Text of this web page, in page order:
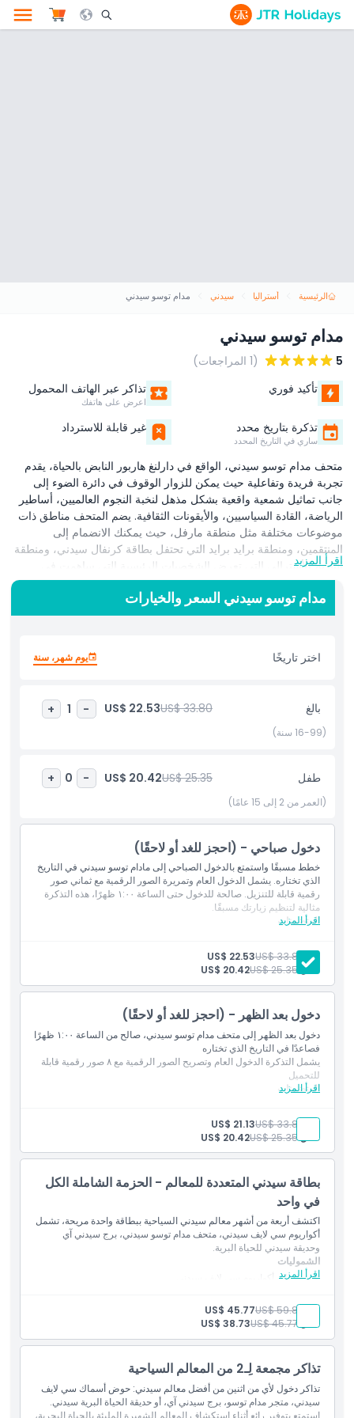
Search Opener Icon
الرئيسية أستراليا سيدني مدام توسو سيدني
مدام توسو سيدني
5
(1 المراجعات)
تأكيد فوري
تذاكر عبر الهاتف المحمول
اعرض على هاتفك
تذكرة بتاريخ محدد
ساري في التاريخ المحدد
غير قابلة للاسترداد
متحف مدام توسو سيدني، الواقع في دارلنغ هاربور النابض بالحياة، يقدم
تجربة فريدة وتفاعلية حيث يمكن للزوار الوقوف في دائرة الضوء إلى
جانب تماثيل شمعية واقعية بشكل مذهل لنخبة النجوم العالميين، أساطير
الرياضة، القادة السياسيين، والأيقونات الثقافية. يضم المتحف مناطق ذات
موضوعات مختلفة مثل منطقة مارفل، حيث يمكنك الانضمام إلى
المنتقمين، ومنطقة برايد برايد التي تحتفل بطاقة كرنفال سيدني، ومنطقة
التاريخ الأسترالي التي تعرض الشخصيات الرئيسية التي ساهمت في
تشكيل الأمة، مما يوفر مزيجًا جذابًا من الترفيه والتعليم. كل تمثال شمعي
مصنوع بعناية فائقة يوفر العديد من الفرص للمتعة والتعلم ولحظات تصوير
لا تُنسى. من نجوم هوليوود إلى أيقونات الثقافة الشعبية، يتيح لك متحف
سيدني أو التقاط الصور مع مشاهيرك المفضلين. هذه الوجهة مثالية
للعائلات، السياح، ومحبي الثقافة الشعبية الباحثين عن أنشطة مثيرة للقيام
أخرى مثل .سيدني أكواريومسيدني حديقة الحيوان، مما يجعله سهلاً للإدراج
في أي جدول سياحي. بفضل حرفيته العالمية، والعروض التفاعلية،
والموضوعات الديناميكية، يعد المتحف بيوم مليء بالضحك، والإثارة،
أبرز المعالم
المتضمنات
سياسة الأطفال والبالغين
غير مناسب لـ
ساعات العمل
ما يجب معرفته
الموقع
سياسة الإلغاء
اقرأ المزيد
مدام توسو سيدني السعر والخيارات
اختر تاريخًا يوم شهر، سنة
بالغ US$ 33.80
US$ 22.53
-
1
+
(16-99 سنة)
طفل US$ 25.35
US$ 20.42
-
0
+
(العمر من 2 إلى 15 عامًا)
دخول صباحي - (احجز للغد أو لاحقًا)
خطط مسبقًا واستمتع بالدخول الصباحي إلى مادام توسو سيدني في التاريخ
الذي تختاره. يشمل الدخول العام وتمريرة الصور الرقمية مع ثماني صور
رقمية قابلة للتنزيل. صالحة للدخول حتى الساعة ١:٠٠ ظهرًا، هذه التذكرة
مثالية لتنظيم زيارتك مسبقًا.
اقرأ المزيد
المتضمنات
الساعة ١:٠٠ مساءً في التاريخ الذي اخترته
بطاقة ديجي فوتو مع ٨ صور رقمية قابلة للتنزيل
بالغ: US$ 33.80
US$ 22.53
طفل: US$ 25.35
US$ 20.42
دخول بعد الظهر - (احجز للغد أو لاحقًا)
دخول بعد الظهر إلى متحف مدام توسو سيدني، صالح من الساعة ١:٠٠ ظهرًا
فصاعدًا في التاريخ الذي تختاره
يشمل التذكرة الدخول العام وتصريح الصور الرقمية مع ٨ صور رقمية قابلة
للتحميل
اقرأ المزيد
المتضمنات
Photo Pass مع ثمانية صور رقمية قابلة للتنزيل. صالحة للدخول من
الساعة ١:٠٠ ظهرًا فصاعدًا، وتوفر جدولاً مرنًا لتجربتك في سيدني.
بالغ: US$ 33.80
US$ 21.13
طفل:US$ 25.35
US$ 20.42
بطاقة سيدني المتعددة للمعالم - الحزمة الشاملة الكل
في واحد
اكتشف أربعة من أشهر معالم سيدني السياحية ببطاقة واحدة مريحة، تشمل
أكواريوم سي لايف سيدني، متحف مدام توسو سيدني، برج سيدني آي
وحديقة سيدني للحياة البرية.
اقرأ المزيد
الشموليات
الدخول إلى أكواريوم سي لايف سيدني
الدخول إلى برج سيدني آي
الدخول إلى حديقة الحيوانات وايلد لايف سيدني
الوصول إلى المعارض والدائمات المختارة في كل موقع
زيارات مرنة لباقي المعالم السياحية خلال ٦٠ يومًا من زيارتك لأكواريوم
تصريح رقمي متعدد المعالم للدخول السهل
تجربة مشاهدة معالم مثالية في سيدني للعائلات والأزواج والزوار
بالغ: US$ 59.86
US$ 45.77
طفل:US$ 45.77
US$ 38.73
تذاكر مجمعة لِـ2 من المعالم السياحية
تذاكر دخول لأي من اثنين من أفضل معالم سيدني: حوض أسماك سي لايف
سيدني، متجر مدام توسو، برج سيدني آي، أو حديقة الحياة البرية سيدني.
استمتع بتوفير رائع أثناء استكشاف المعالم الشهيرة المليئة بالحياة البحرية،